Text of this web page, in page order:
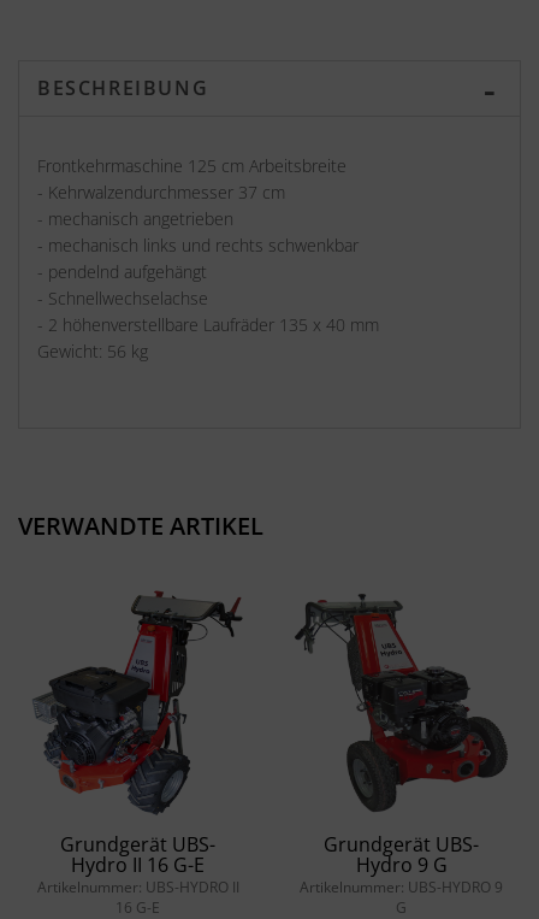
BESCHREIBUNG
Frontkehrmaschine 125 cm Arbeitsbreite
- Kehrwalzendurchmesser 37 cm
- mechanisch angetrieben
- mechanisch links und rechts schwenkbar
- pendelnd aufgehängt
- Schnellwechselachse
- 2 höhenverstellbare Laufräder 135 x 40 mm
Gewicht: 56 kg
VERWANDTE ARTIKEL
Grundgerät UBS-
Hydro II 16 G-E
Artikelnummer: UBS-HYDRO II
16 G-E
Grundgerät UBS-
Hydro 9 G
Artikelnummer: UBS-HYDRO 9
G